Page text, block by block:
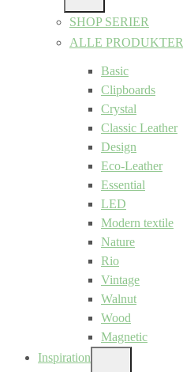
SUB
MENU
SHOP SERIER
ALLE PRODUKTER
Basic
Clipboards
Crystal
Classic Leather
Design
Eco-Leather
Essential
LED
Modern textile
Nature
Rio
Vintage
Walnut
Wood
Magnetic
Inspiration